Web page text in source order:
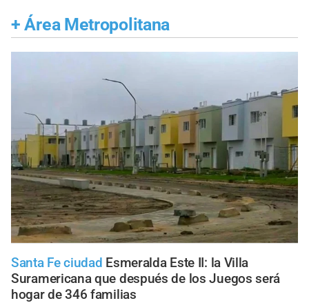
+ Área Metropolitana
Santa Fe ciudad Esmeralda Este II: la Villa
Suramericana que después de los Juegos será
hogar de 346 familias